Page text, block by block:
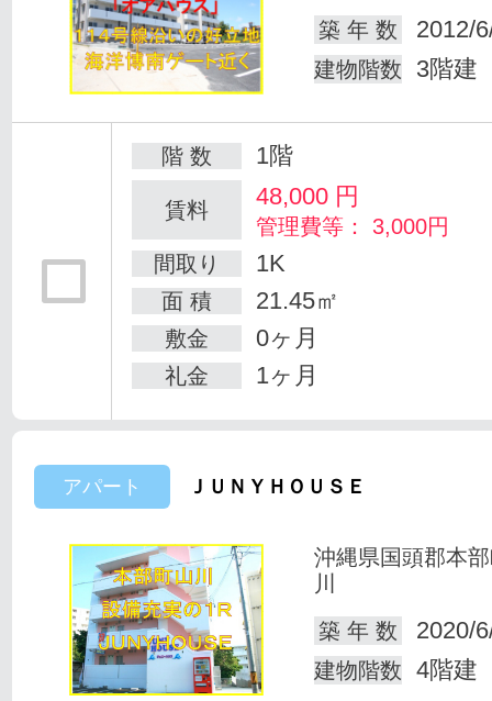
築 年 数
2012/
建物階数 3階建
階 数 1階
賃料 48,000 円
管理費等： 3,000円
間取り
1K
面 積 21.45㎡
敷金 0ヶ月
礼金 1ヶ月
アパート ＪＵＮＹＨＯＵＳＥ
沖縄県国頭郡本
川
築 年 数
2020/
建物階数 4階建